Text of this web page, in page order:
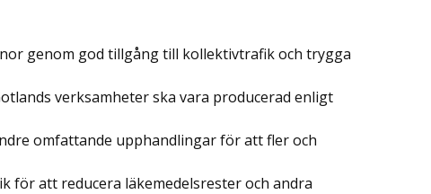
genom god tillgång till kollektivtrafik och trygga
verksamheter ska vara producerad enligt
omfattande upphandlingar för att fler och
för att reducera läkemedelsrester och andra